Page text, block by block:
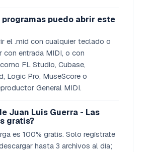
programas puedo abrir este
el .mid con cualquier teclado o
con entrada MIDI, o con
FL Studio, Cubase,
Logic Pro, MuseScore o
General MIDI.
Juan Luis Guerra - Las
gratis?
es 100% gratis. Solo regístrate
hasta 3 archivos al día;